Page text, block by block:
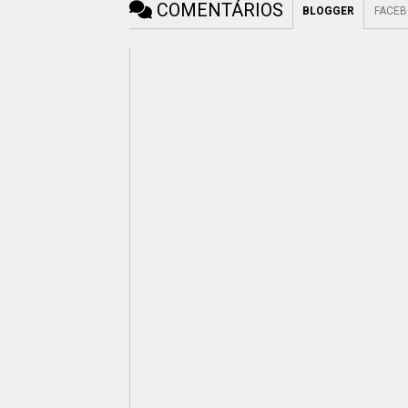
COMENTÁRIOS BLOGGER